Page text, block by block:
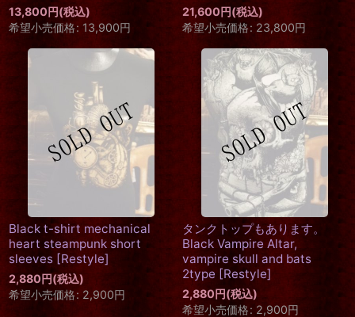
13,800円(税込)
希望小売価格: 13,900円
21,600円(税込)
希望小売価格: 23,800円
Black t-shirt mechanical
heart steampunk short
sleeves [Restyle]
2,880円(税込)
希望小売価格: 2,900円
タンクトップもあります。
Black Vampire Altar,
vampire skull and bats
2type [Restyle]
2,880円(税込)
希望小売価格: 2,900円